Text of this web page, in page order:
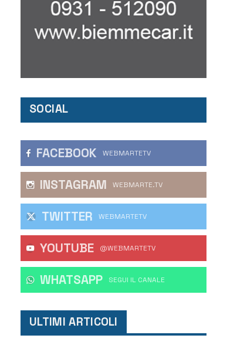
SOCIAL
FACEBOOK WEBMARTETV
INSTAGRAM WEBMARTE.TV
TWITTER WEBMARTETV
YOUTUBE @WEBMARTETV
WHATSAPP ‎SEGUI IL CANALE
ULTIMI ARTICOLI